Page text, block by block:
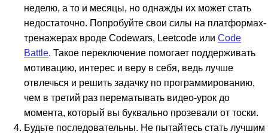
неделю, а то и месяцы, но однажды их может стать
недостаточно. Попробуйте свои силы на платформах-
тренажерах вроде Codewars, Leetcode или Code
Battle. Такое переключение помогает поддерживать
мотивацию, интерес и веру в себя, ведь лучше
отвлечься и решить задачку по программированию,
чем в третий раз перематывать видео-урок до
момента, который вы буквально прозевали от тоски.
Будьте последовательны. Не пытайтесь стать лучшим